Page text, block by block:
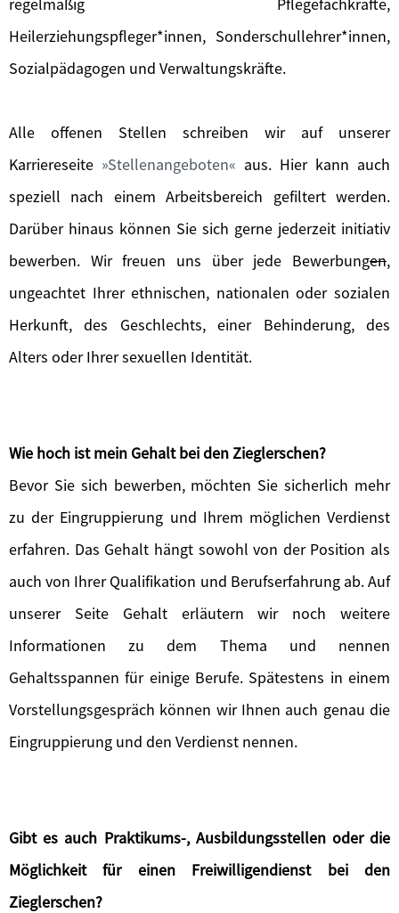
Heilerziehungspfleger*innen, Sonderschullehrer*innen,
Sozialpädagogen und Verwaltungskräfte.
Alle offenen Stellen schreiben wir auf unserer
Karriereseite
Stellenangeboten
aus. Hier kann auch
speziell nach einem Arbeitsbereich gefiltert werden.
Darüber hinaus können Sie sich gerne jederzeit initiativ
bewerben. Wir freuen uns über jede Bewerbungen,
ungeachtet Ihrer ethnischen, nationalen oder sozialen
Herkunft, des Geschlechts, einer Behinderung, des
Alters oder Ihrer sexuellen Identität.
Wie hoch ist mein Gehalt bei den Zieglerschen?
Bevor Sie sich bewerben, möchten Sie sicherlich mehr
zu der Eingruppierung und Ihrem möglichen Verdienst
erfahren. Das Gehalt hängt sowohl von der Position als
auch von Ihrer Qualifikation und Berufserfahrung ab. Auf
unserer Seite Gehalt erläutern wir noch weitere
Informationen zu dem Thema und nennen
Gehaltsspannen für einige Berufe. Spätestens in einem
Vorstellungsgespräch können wir Ihnen auch genau die
Eingruppierung und den Verdienst nennen.
Gibt es auch Praktikums-, Ausbildungsstellen oder die
Möglichkeit für einen Freiwilligendienst bei den
Zieglerschen?